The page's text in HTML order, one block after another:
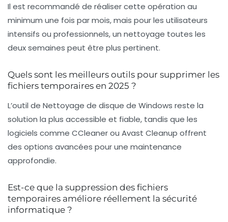
Il est recommandé de réaliser cette opération au
minimum une fois par mois, mais pour les utilisateurs
intensifs ou professionnels, un nettoyage toutes les
deux semaines peut être plus pertinent.
Quels sont les meilleurs outils pour supprimer les
fichiers temporaires en 2025 ?
L’outil de Nettoyage de disque de Windows reste la
solution la plus accessible et fiable, tandis que les
logiciels comme CCleaner ou Avast Cleanup offrent
des options avancées pour une maintenance
approfondie.
Est-ce que la suppression des fichiers
temporaires améliore réellement la sécurité
informatique ?